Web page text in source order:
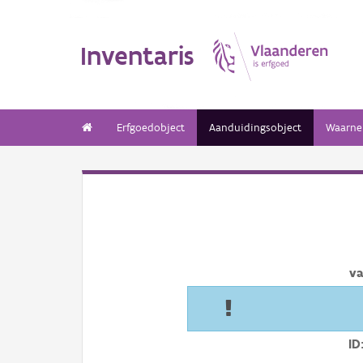
Inventaris
Erfgoedobject Aanduidingsobject
ID